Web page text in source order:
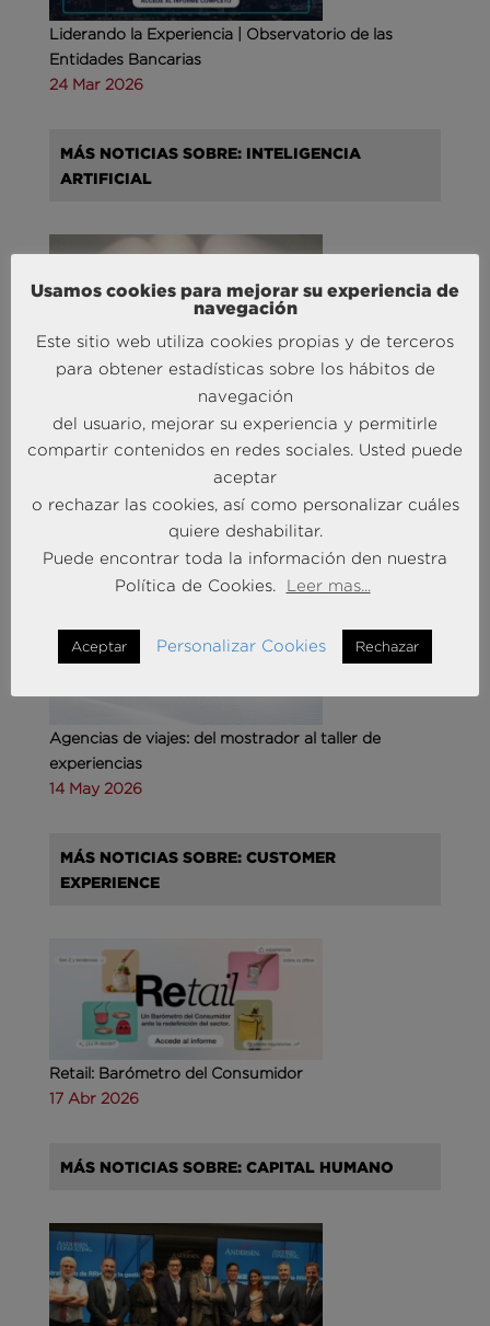
Liderando la Experiencia | Observatorio de las
Entidades Bancarias
24 Mar 2026
MÁS NOTICIAS SOBRE: INTELIGENCIA
ARTIFICIAL
con la incorporación de Carlos Alonso y Javier
Mateos
MÁS NOTICIAS SOBRE: TURISMO & OCIO
Agencias de viajes: del mostrador al taller de
experiencias
14 May 2026
MÁS NOTICIAS SOBRE: CUSTOMER
EXPERIENCE
Retail: Barómetro del Consumidor
17 Abr 2026
MÁS NOTICIAS SOBRE: CAPITAL HUMANO
Usamos cookies para mejorar su experiencia de
navegación
Este sitio web utiliza cookies propias y de terceros
para obtener estadísticas sobre los hábitos de
navegación
del usuario, mejorar su experiencia y permitirle
compartir contenidos en redes sociales. Usted puede
aceptar
o rechazar las cookies, así como personalizar cuáles
quiere deshabilitar.
Puede encontrar toda la información den nuestra
Política de Cookies.
Leer mas...
Aceptar Personalizar Cookies Rechazar